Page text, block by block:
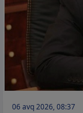
06 avq 2026, 08:37